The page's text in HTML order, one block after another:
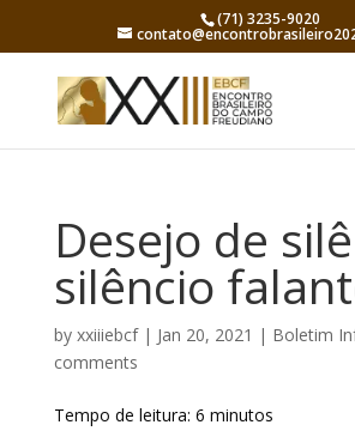
(71) 3235-9020
Desejo de
silêncio
by xxiiiebcf| Jan 20, 2021 | Boletim
comments
Tempo de leitura: 6 minutos